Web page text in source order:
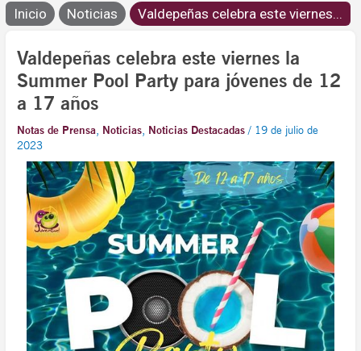
Inicio Noticias Valdepeñas celebra este viernes...
Valdepeñas celebra este viernes la
Summer Pool Party para jóvenes de 12
a 17 años
Notas de Prensa, Noticias, Noticias Destacadas / 19 de julio de
2023